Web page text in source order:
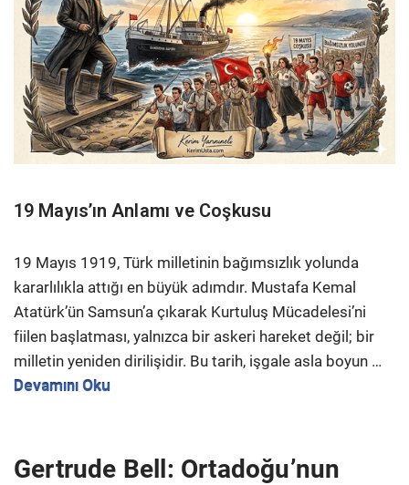
19 Mayıs’ın Anlamı ve Coşkusu
19 Mayıs 1919, Türk milletinin bağımsızlık yolunda
kararlılıkla attığı en büyük adımdır. Mustafa Kemal
Atatürk’ün Samsun’a çıkarak Kurtuluş Mücadelesi’ni
fiilen başlatması, yalnızca bir askeri hareket değil; bir
milletin yeniden dirilişidir. Bu tarih, işgale asla boyun …
Devamını Oku
Gertrude Bell: Ortadoğu’nun